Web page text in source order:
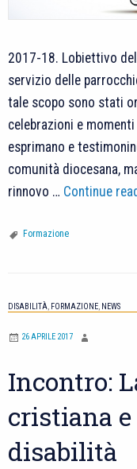
2017-18. Lobiettivo
servizio delle
tale scopo sono stati
celebrazioni e
esprimano e
comunità diocesana,
rinnovo … Continue
Formazione
DISABILITÀ, FORMAZIONE, NEWS
26 APRILE 2017
Incontro:
cristiana
disabilità